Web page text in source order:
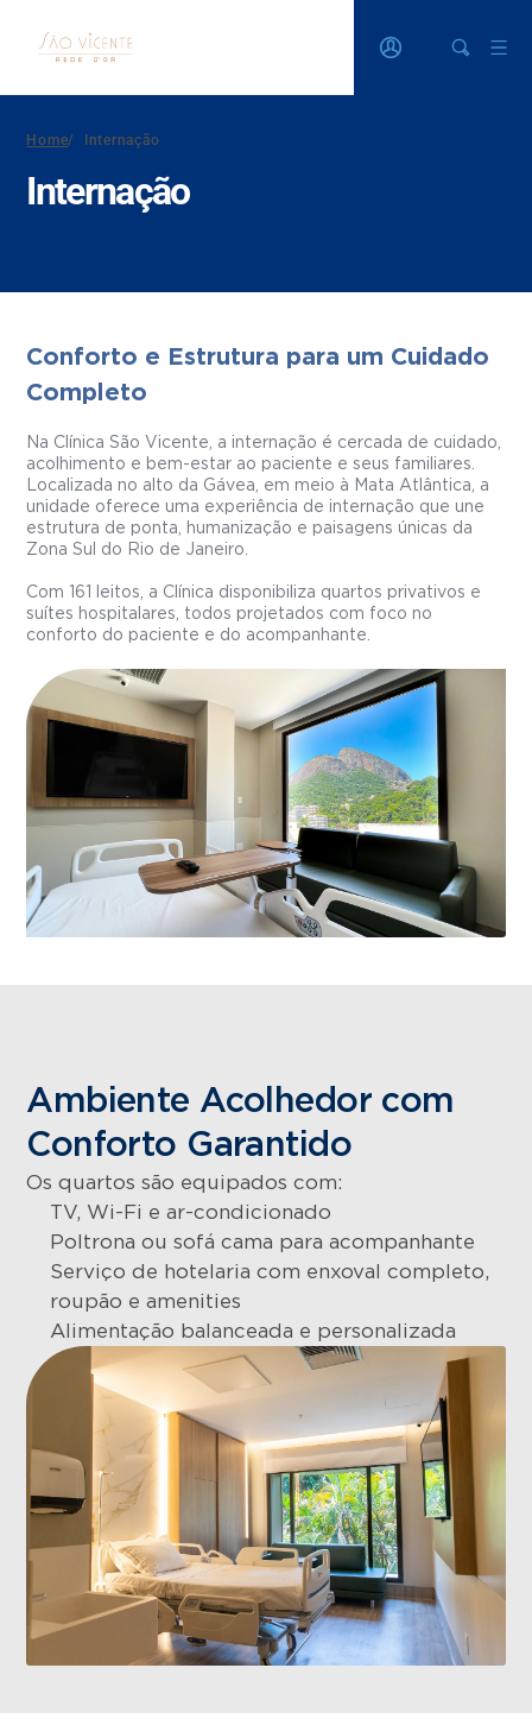
Home/ Internação
Internação
Conforto e Estrutura para um Cuidado
Completo
Na Clínica São Vicente, a internação é cercada de cuidado,
acolhimento e bem-estar ao paciente e seus familiares.
Localizada no alto da Gávea, em meio à Mata Atlântica, a
unidade oferece uma experiência de internação que une
estrutura de ponta, humanização e paisagens únicas da
Zona Sul do Rio de Janeiro.
Com 161 leitos, a Clínica disponibiliza quartos privativos e
suítes hospitalares, todos projetados com foco no
conforto do paciente e do acompanhante.
Ambiente Acolhedor com
Conforto Garantido
Os quartos são equipados com:
TV, Wi-Fi e ar-condicionado
Poltrona ou sofá cama para acompanhante
Serviço de hotelaria com enxoval completo,
roupão e amenities
Alimentação balanceada e personalizada